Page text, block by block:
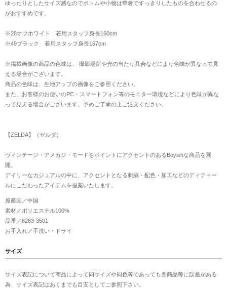
ゆったりとしたサイズ感なのでボトムや小物は華奢ですっきりしたものを合わせるの
がおすすめです。
※28オフホワイト 着用スタッフ身長160cm
※49ブラック 着用スタッフ身長167cm
※掲載画像の商品の色味は、 撮影場所や光の当たり具合などにより色味が異なって見
える場合がございます。
商品の色味は、生地アップの画像をご参照ください。
また、お客様のお使いのPC・スマートフォン等のモニター環境などにより色味が異な
って見える場合がございます。予めご了承の上ご注文ください。
【ZELDA】（ゼルダ）
ヴィンテージ・アメカジ・モードをポイントにアクセントのあるBoyishな商品を展
開。
デイリーなカジュアルの中に、アクセントとなる刺繍・配色・加工などのディティー
ルにこだわったアイテムを提案いたします。
原産国／中国
素材／ポリエステル100%
品番／6263-3501
お手入れ／手洗い・ドライ
サイズ
サイズ表記について商品によって同サイズや同色等であっても各商品毎に誤差がある
為、サイズ表記はあくまでも目安としてご参照下さい。